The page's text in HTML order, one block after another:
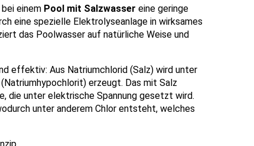
einem Pool mit Salzwasser eine geringe
eine spezielle Elektrolyseanlage in wirksames
das Poolwasser auf natürliche Weise und
effektiv: Aus Natriumchlorid (Salz) wird unter
erzeugt. Das mit Salz
die unter elektrische Spannung gesetzt wird.
unter anderem Chlor entsteht, welches